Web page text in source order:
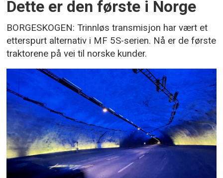
Dette er den første i Norge
BORGESKOGEN: Trinnløs transmisjon har vært et
etterspurt alternativ i MF 5S-serien. Nå er de første
traktorene på vei til norske kunder.